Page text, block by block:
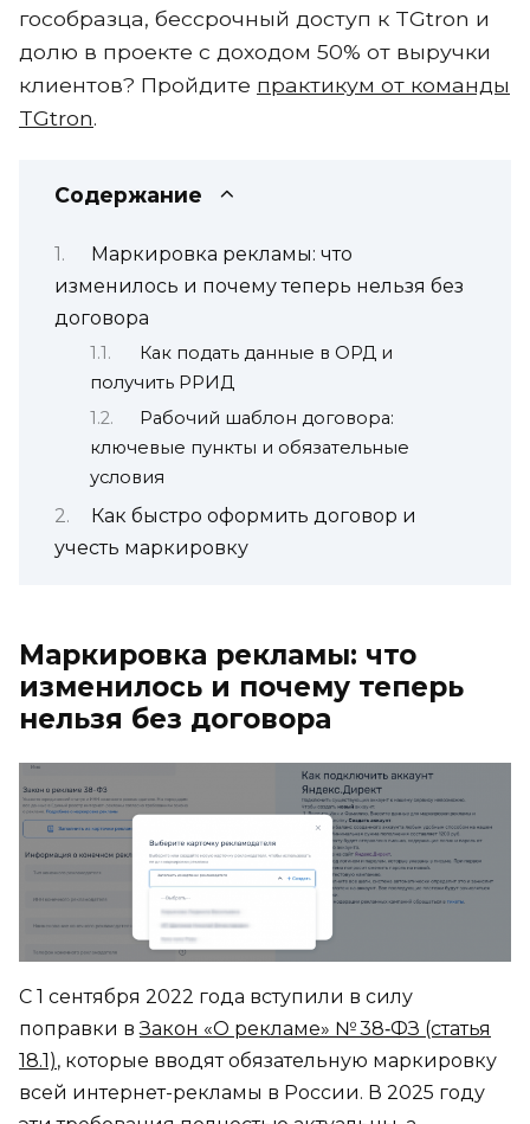
гособразца, бессрочный доступ к TGtron и
долю в проекте с доходом 50% от выручки
клиентов? Пройдите практикум от команды
TGtron.
Содержание
Маркировка рекламы: что
изменилось и почему теперь нельзя без
договора
Как подать данные в ОРД и
получить РРИД
Рабочий шаблон договора:
ключевые пункты и обязательные
условия
Как быстро оформить договор и
учесть маркировку
Маркировка рекламы: что
изменилось и почему теперь
нельзя без договора
С 1 сентября 2022 года вступили в силу
поправки вЗакон «О рекламе» № 38‑ФЗ (статья
18.1), которые вводят обязательную маркировку
всей интернет-рекламы в России. В 2025 году